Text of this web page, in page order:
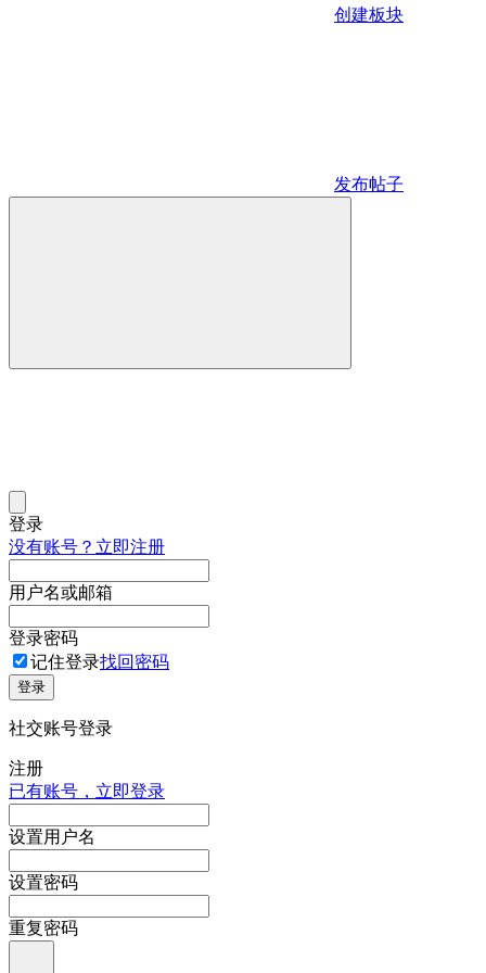
创建板块
发布帖子
登录
没有账号？立即注册
用户名或邮箱
登录密码
记住登录找回密码
登录
社交账号登录
注册
已有账号，立即登录
设置用户名
设置密码
重复密码